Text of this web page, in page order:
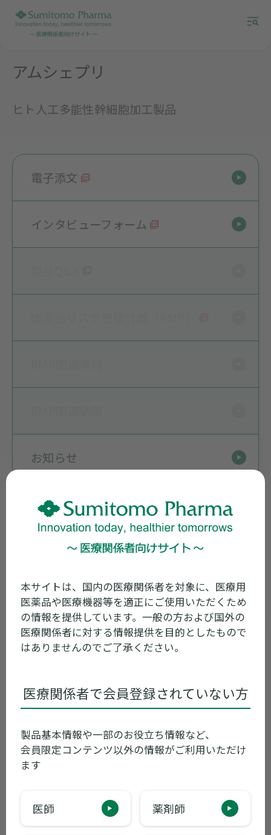
本サイトは、国内の医療関係者を対象に、医療用
医薬品や医療機器等を適正にご使用いただくため
の情報を提供しています。一般の方および国外の
医療関係者に対する情報提供を目的としたもので
はありませんのでご了承ください。
医療関係者で会員登録されていない方
製品基本情報や一部のお役立ち情報など、
会員限定コンテンツ以外の情報がご利用いただけ
ます
医師 薬剤師
アムシェプリ
ヒト人工多能性幹細胞加工製品
電子添文
インタビューフォーム
お知らせ
製品関連資材
くすりのしおり/患者向医薬品ガイド
その他関連情報
製品コード一覧
使用期限検索
製品に関するお問い合わせ